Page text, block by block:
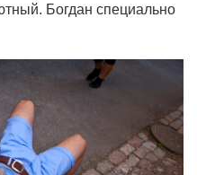
Богдан специально